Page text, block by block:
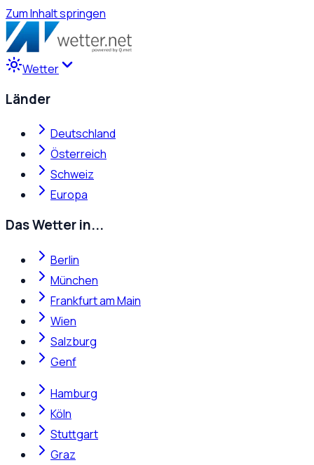
Zum Inhalt springen
Wetter
Länder
Deutschland
Österreich
Schweiz
Europa
Das Wetter in...
Berlin
München
Frankfurt am Main
Wien
Salzburg
Genf
Hamburg
Köln
Stuttgart
Graz